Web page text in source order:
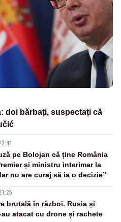
doi bărbați, suspectați că
pe Bolojan că ține România
și ministru interimar la
nu are curaj să ia o decizie”
brutală în război. Rusia și
au atacat cu drone și rachete